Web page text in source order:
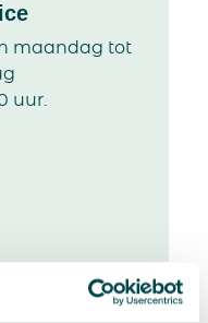
maandag tot
uur.